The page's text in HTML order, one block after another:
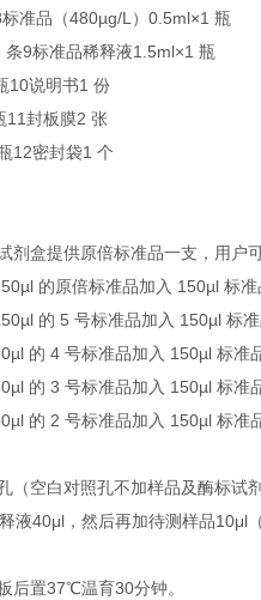
标准品（480µg/L） 0.5ml×1 瓶
条9标准品稀释液1.5ml×1 瓶
10说明书1 份
11封板膜2 张
12密封袋1 个
剂盒提供原倍标准品一支，用户
的原倍标准品加入 150µl 标
的 5 号标准品加入 150µl 标
的 4 号标准品加入 150µl 标准
的 3 号标准品加入 150µl 标准
的 2 号标准品加入 150µl 标准
（空白对照孔不加样品及酶标试
液40μl，然后再加待测样品10μl
后置37℃温育30分钟。